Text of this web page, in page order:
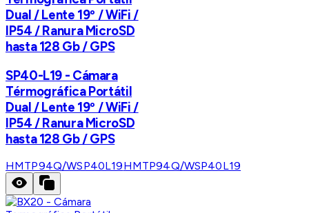
Dual / Lente 19º / WiFi /
IP54 / Ranura MicroSD
hasta 128 Gb / GPS
SP40-L19 - Cámara
Térmográfica Portátil
Dual / Lente 19º / WiFi /
IP54 / Ranura MicroSD
hasta 128 Gb / GPS
HMTP94Q/WSP40L19HMTP94Q/WSP40L19